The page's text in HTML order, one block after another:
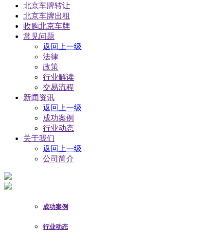
北京车牌转让
北京车牌出租
收购北京车牌
常见问题
返回上一级
法律
政策
行业解读
交易流程
新闻资讯
返回上一级
成功案例
行业动态
关于我们
返回上一级
公司简介
成功案例
行业动态